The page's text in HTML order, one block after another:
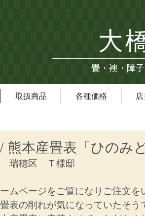
大
畳・襖・障
取扱商品 各種価格
熊本産畳表「ひのみ
瑞穂区　Ｔ様邸
ムページをご覧になりご注文を
表の削れが気になっていたそ